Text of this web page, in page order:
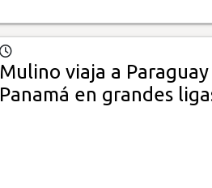
Mulino viaja a
Panamá en grandes